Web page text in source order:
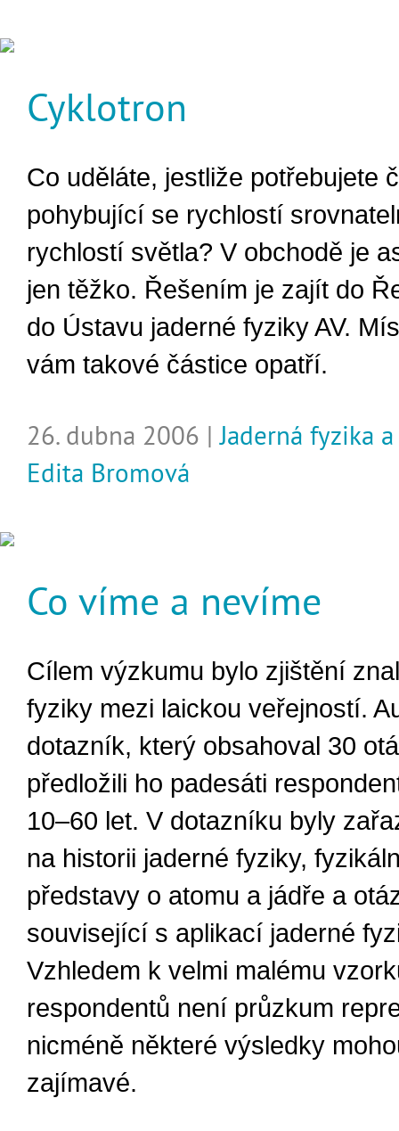
Cyklotron
Co uděláte, jestliže potřebujete
pohybující se rychlostí
rychlostí světla? V obchodě je
jen těžko. Řešením je zajít do
do Ústavu jaderné fyziky AV.
vám takové částice opatří.
26. dubna 2006 |Jaderná fyzika
Edita Bromová
Co víme a nevíme
Cílem výzkumu bylo zjištění
fyziky mezi laickou veřejností.
dotazník, který obsahoval 30
předložili ho padesáti
10–60 let. V dotazníku byly
na historii jaderné fyziky,
představy o atomu a jádře a
související s aplikací jaderné
Vzhledem k velmi malému
respondentů není průzkum
nicméně některé výsledky
zajímavé.